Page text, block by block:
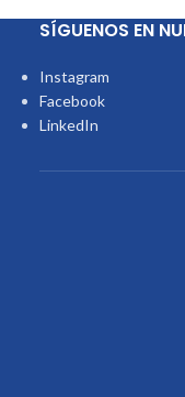
SÍGUENOS EN
Instagram
Facebook
LinkedIn